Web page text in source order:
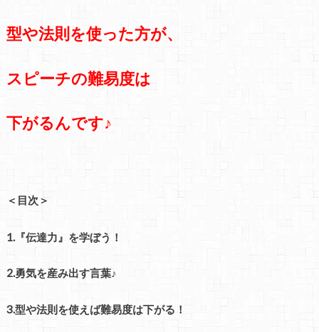
型や法則を使った方が、
スピーチの難易度は
下がるんです♪
＜目次＞
1.『伝達力』を学ぼう！
2.勇気を産み出す言葉♪
3.型や法則を使えば難易度は下がる！